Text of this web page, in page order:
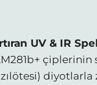
UV & IR